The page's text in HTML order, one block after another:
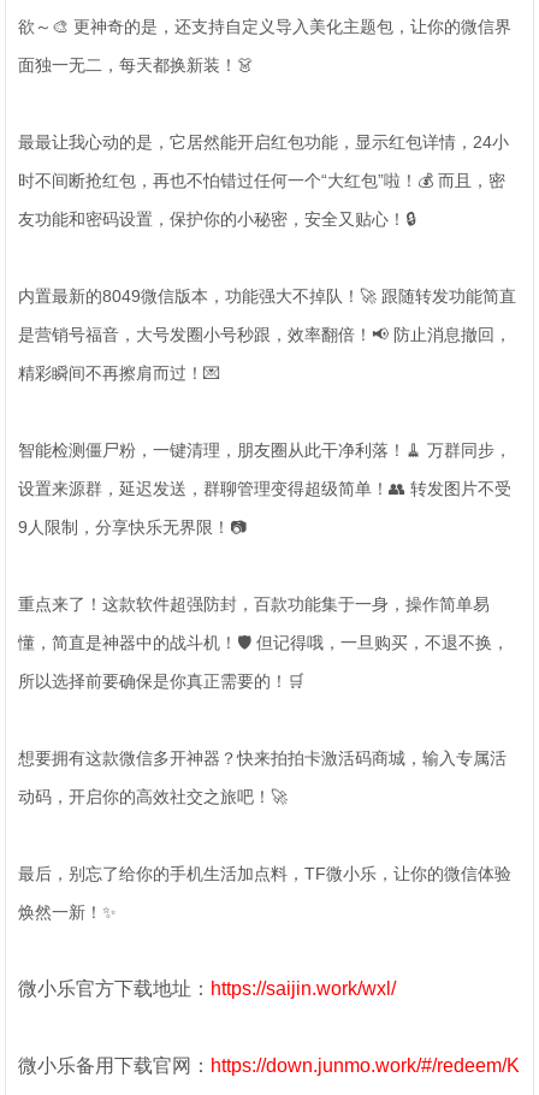
欲～🎨 更神奇的是，还支持自定义导入美化主题包，让你的微信界
面独一无二，每天都换新装！👗
最最让我心动的是，它居然能开启红包功能，显示红包详情，24小
时不间断抢红包，再也不怕错过任何一个“大红包”啦！💰 而且，密
友功能和密码设置，保护你的小秘密，安全又贴心！🔒
内置最新的8049微信版本，功能强大不掉队！🚀 跟随转发功能简直
是营销号福音，大号发圈小号秒跟，效率翻倍！📢 防止消息撤回，
精彩瞬间不再擦肩而过！💌
智能检测僵尸粉，一键清理，朋友圈从此干净利落！🧹 万群同步，
设置来源群，延迟发送，群聊管理变得超级简单！👥 转发图片不受
9人限制，分享快乐无界限！📷
重点来了！这款软件超强防封，百款功能集于一身，操作简单易
懂，简直是神器中的战斗机！🛡️ 但记得哦，一旦购买，不退不换，
所以选择前要确保是你真正需要的！🛒
想要拥有这款微信多开神器？快来拍拍卡激活码商城，输入专属活
动码，开启你的高效社交之旅吧！🚀
最后，别忘了给你的手机生活加点料，TF微小乐，让你的微信体验
焕然一新！✨
微小乐官方下载地址： https://saijin.work/wxl/
微小乐备用下载官网： https://down.junmo.work/#/redeem/K